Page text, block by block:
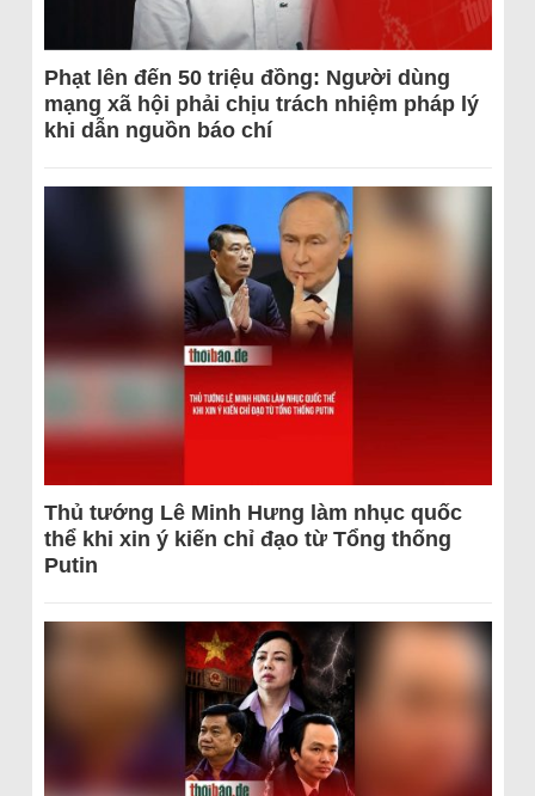
Phạt lên đến 50 triệu đồng: Người dùng
mạng xã hội phải chịu trách nhiệm pháp lý
khi dẫn nguồn báo chí
Thủ tướng Lê Minh Hưng làm nhục quốc
thể khi xin ý kiến chỉ đạo từ Tổng thống
Putin